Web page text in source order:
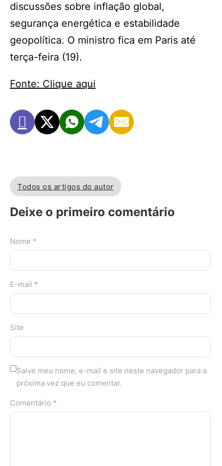
discussões sobre inflação global,
segurança energética e estabilidade
geopolítica. O ministro fica em Paris até
terça-feira (19).
Fonte: Clique aqui
Todos os artigos do autor
Deixe o primeiro comentário
Nome *
E-mail *
Site
Salve meu nome, e-mail e site neste navegador para a
próxima vez que eu comentar.
Comentário *